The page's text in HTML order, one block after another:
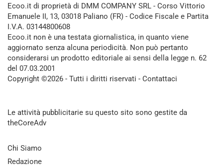
Ecoo.it di proprietà di DMM COMPANY SRL - Corso Vittorio
Emanuele II, 13, 03018 Paliano (FR) - Codice Fiscale e Partita
I.V.A. 03144800608
Ecoo.it non è una testata giornalistica, in quanto viene
aggiornato senza alcuna periodicità. Non può pertanto
considerarsi un prodotto editoriale ai sensi della legge n. 62
del 07.03.2001
Copyright ©2026 - Tutti i diritti riservati - Contattaci
Le attività pubblicitarie su questo sito sono gestite da
theCoreAdv
Chi Siamo
Redazione